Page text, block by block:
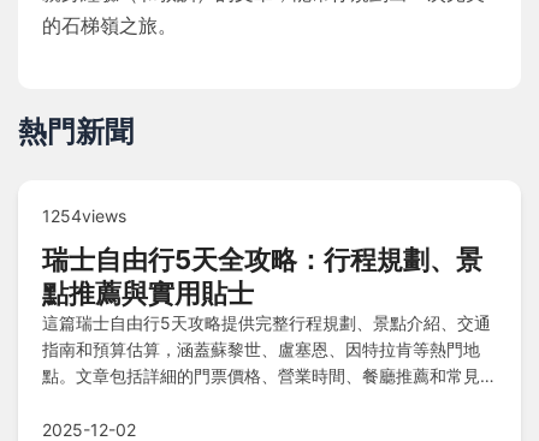
的石梯嶺之旅。
熱門新聞
1254views
瑞士自由行5天全攻略：行程規劃、景
點推薦與實用貼士
這篇瑞士自由行5天攻略提供完整行程規劃、景點介紹、交通
指南和預算估算，涵蓋蘇黎世、盧塞恩、因特拉肯等熱門地
點。文章包括詳細的門票價格、營業時間、餐廳推薦和常見問
行或深度遊，都能找到實用資訊。
2025-12-02